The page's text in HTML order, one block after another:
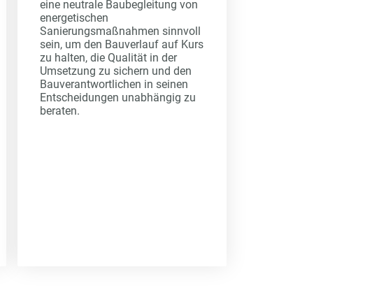
eine neutrale Baubegleitung von
energetischen
Sanierungsmaßnahmen sinnvoll
sein, um den Bauverlauf auf Kurs
zu halten, die Qualität in der
Umsetzung zu sichern und den
Bauverantwortlichen in seinen
Entscheidungen unabhängig zu
beraten.